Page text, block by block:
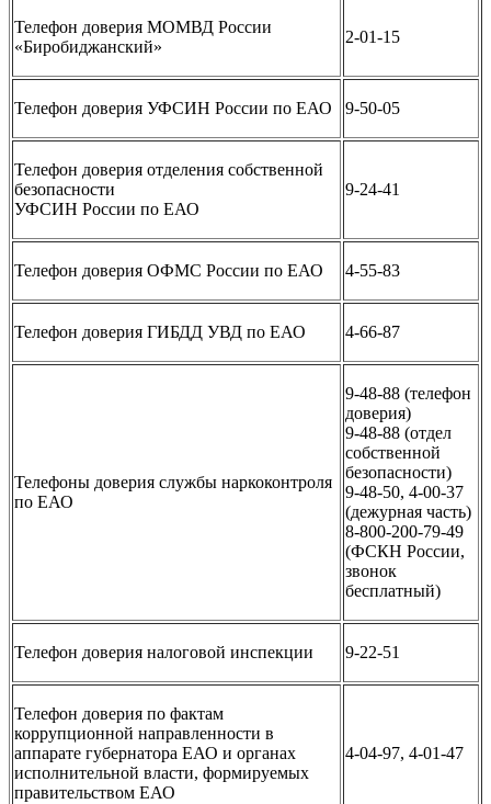
Телефон доверия МОМВД России
«Биробиджанский»
2-01-15
Телефон доверия УФСИН России по ЕАО 9-50-05
Телефон доверия отделения собственной
безопасности
УФСИН России по ЕАО
9-24-41
Телефон доверия ОФМС России по ЕАО 4-55-83
Телефон доверия ГИБДД УВД по ЕАО 4-66-87
Телефоны доверия службы наркоконтроля
по ЕАО
9-48-88 (телефон
доверия)
9-48-88 (отдел
собственной
безопасности)
9-48-50, 4-00-37
(дежурная часть)
8-800-200-79-49
(ФСКН России,
звонок
бесплатный)
Телефон доверия налоговой инспекции 9-22-51
Телефон доверия по фактам
коррупционной направленности в
аппарате губернатора ЕАО и органах
исполнительной власти, формируемых
правительством ЕАО
4-04-97, 4-01-47